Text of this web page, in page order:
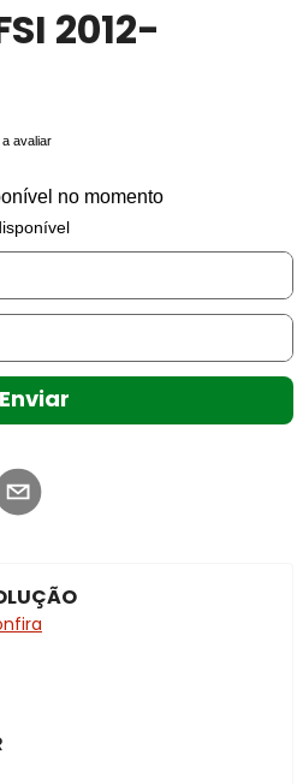
2012-
avaliar
no momento
Enviar